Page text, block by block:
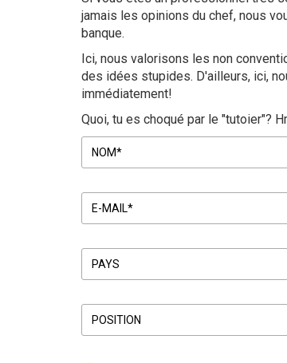
jamais les opinions du chef, nous
banque.
Ici, nous valorisons les non
des idées stupides. D'ailleurs, ici,
immédiatement!
Quoi, tu es choqué par le "tutoier"?